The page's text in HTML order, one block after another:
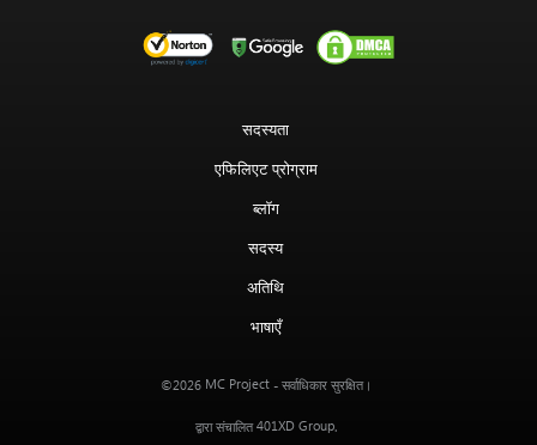
सदस्यता
एफिलिएट प्रोग्राम
ब्लॉग
सदस्य
अतिथि
भाषाएँ
©2026 MC Project - सर्वाधिकार सुरक्षित।
द्वारा संचालित401XD Group.